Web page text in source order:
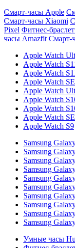
Смарт-часы Apple
Смарт-часы Xiaomi
Pixel Фитнес-
часы Amazfit Смарт-
Apple Watch
Apple Watch
Apple Watch
Apple Watch
Apple Watch
Apple Watch
Apple Watch
Apple Watch
Apple Watch S9
Samsung
Samsung
Samsung
Samsung
Samsung
Samsung
Samsung
Samsung
Samsung
Samsung
Умные часы